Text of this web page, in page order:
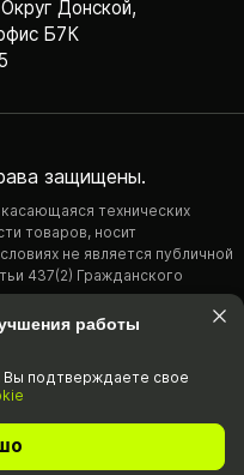
Донской,
Б7К
защищены.
технических
товаров, носит
не является публичной
437(2) Гражданского
работы
Вы подтвержда­ете свое